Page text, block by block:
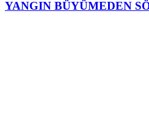
YANGIN BÜYÜMEDEN